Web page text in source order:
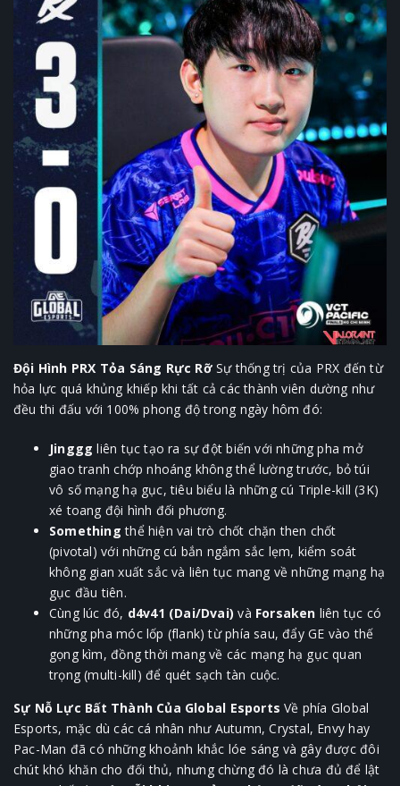
Đội Hình PRX Tỏa Sáng Rực RỡSự thống trị của PRX đến từ
hỏa lực quá khủng khiếp khi tất cả các thành viên dường như
đều thi đấu với 100% phong độ trong ngày hôm đó:
Jinggg liên tục tạo ra sự đột biến với những pha mở
giao tranh chớp nhoáng không thể lường trước, bỏ túi
vô số mạng hạ gục, tiêu biểu là những cú Triple-kill (3K)
xé toang đội hình đối phương.
Something thể hiện vai trò chốt chặn then chốt
(pivotal) với những cú bắn ngắm sắc lẹm, kiểm soát
không gian xuất sắc và liên tục mang về những mạng hạ
gục đầu tiên.
Cùng lúc đó, d4v41 (Dai/Dvai) và Forsaken liên tục có
những pha móc lốp (flank) từ phía sau, đẩy GE vào thế
gọng kìm, đồng thời mang về các mạng hạ gục quan
trọng (multi-kill) để quét sạch tàn cuộc.
Sự Nỗ Lực Bất Thành Của Global Esports Về phía Global
Esports, mặc dù các cá nhân như Autumn, Crystal, Envy hay
Pac-Man đã có những khoảnh khắc lóe sáng và gây được đôi
chút khó khăn cho đối thủ, nhưng chừng đó là chưa đủ để lật